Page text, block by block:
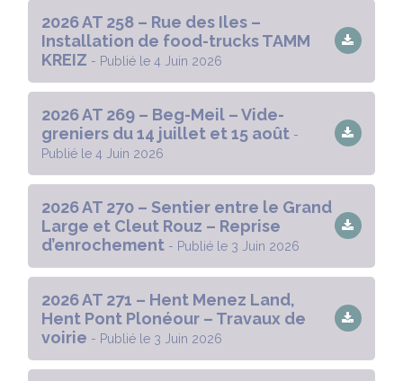
2026 AT 258 – Rue des Iles –
Installation de food-trucks TAMM
KREIZ - Publié le 4 Juin 2026
2026 AT 269 – Beg-Meil – Vide-
greniers du 14 juillet et 15 août -
Publié le 4 Juin 2026
2026 AT 270 – Sentier entre le Grand
Large et Cleut Rouz – Reprise
d’enrochement - Publié le 3 Juin 2026
2026 AT 271 – Hent Menez Land,
Hent Pont Plonéour – Travaux de
voirie - Publié le 3 Juin 2026